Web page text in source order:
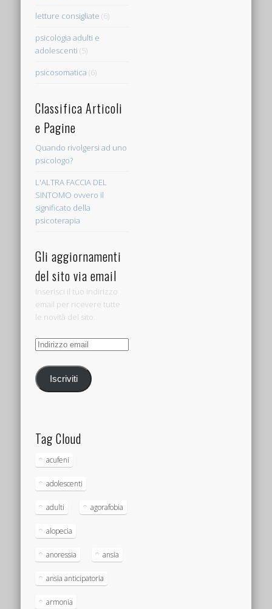
letture consigliate (6)
psicologia adulti e
adolescenti (5)
psicosomatica (6)
Classifica Articoli
e Pagine
Quando rivolgersi ad uno
psicologo?
L'ALTRA FACCIA DEL
SINTOMO ovvero il
significato della
psicoterapia
Gli aggiornamenti
del sito via email
Inserisci il tuo indirizzo
email per ricevere tutte
le novità del sito.
Indirizzo
Iscriviti
Tag Cloud
acufeni
adolescenti
adulti agorafobia
alopecia
anoressia ansia
ansia anticipatoria
armonia